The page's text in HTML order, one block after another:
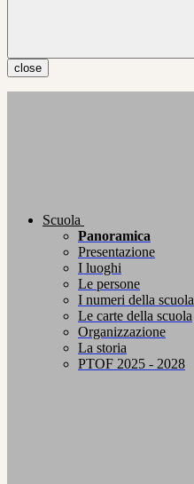
close
Scuola
Panoramica
Presentazione
I luoghi
Le persone
I numeri della scuola
Le carte della scuola
Organizzazione
La storia
PTOF 2025 - 2028